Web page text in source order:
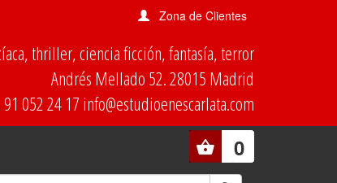
Zona de Clientes
thriller, ciencia ficción, fantasía, terror
Andrés Mellado 52. 28015 Madrid
91 052 24 17 info@estudioenescarlata.com
0